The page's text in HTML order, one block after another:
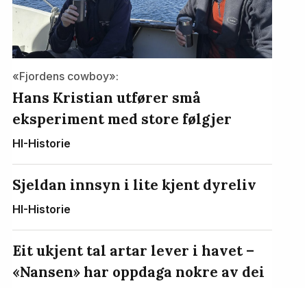
«Fjordens cowboy»:
Hans Kristian utfører små
eksperiment med store følgjer
HI-Historie
Sjeldan innsyn i lite kjent dyreliv
HI-Historie
Eit ukjent tal artar lever i havet –
«Nansen» har oppdaga nokre av dei